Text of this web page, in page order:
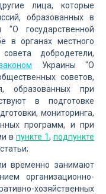
лица, которые
образованных в
"О государственной
в органах местного
добродетели,
Украины "О
советов,
образованных при
в подготовке
мониторинга,
программ, и при
в пункте 1, подпункте
временно занимают
организационно-
хозяйственных